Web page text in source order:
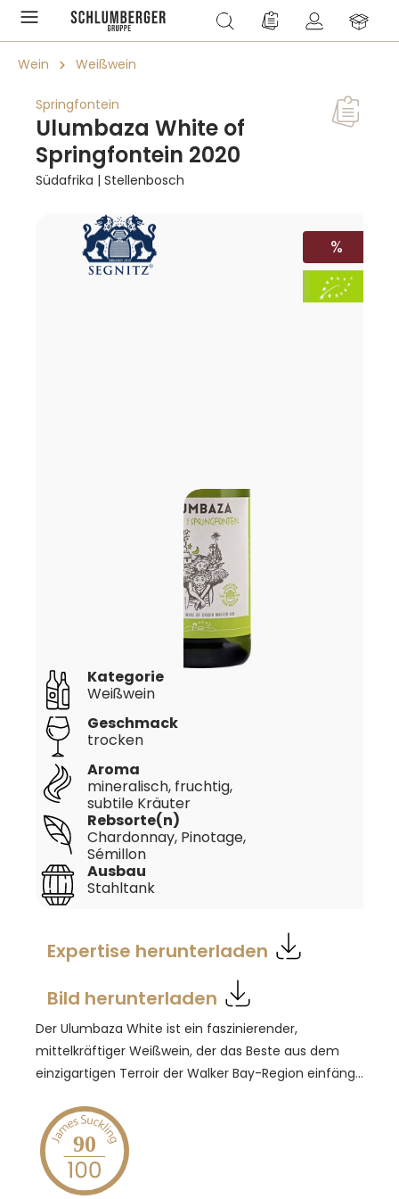
springen Du hast 0 Produkte
Wein Weißwein
Springfontein
Ulumbaza White of
Springfontein 2020
Südafrika | Stellenbosch
Bildergalerie überspringen
RABATT
%
Aroma
mineralisch, fruchtig,
subtile Kräuter
Ausbau
Stahltank
Kategorie
Weißwein
Geschmack
trocken
Rebsorte(n)
Chardonnay, Pinotage,
Sémillon
Expertise herunterladen
Bild herunterladen
Der Ulumbaza White ist ein faszinierender,
mittelkräftiger Weißwein, der das Beste aus dem
einzigartigen Terroir der Walker Bay-Region einfängt.
Zitrusfrüchte, reife Melone, grasige und florale Noten
vereinen sich harmonisch, während der Gaumen
von einer lebendigen Frische geprägt ist. Ein langer,
mineralischer Abgang rundet das Erlebnis ab und
90